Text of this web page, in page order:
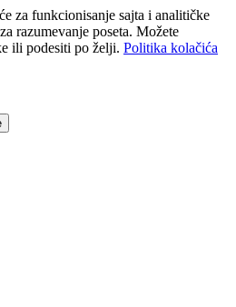
za funkcionisanje sajta i analitičke
razumevanje poseta. Možete
ili podesiti po želji. Politika kolačića